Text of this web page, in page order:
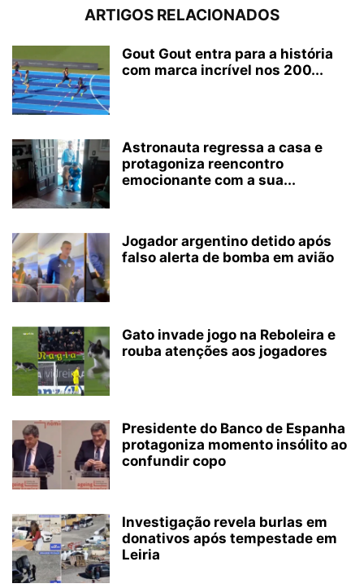
ARTIGOS RELACIONADOS
Gout Gout entra para a história
com marca incrível nos 200...
Astronauta regressa a casa e
protagoniza reencontro
emocionante com a sua...
Jogador argentino detido após
falso alerta de bomba em avião
Gato invade jogo na Reboleira e
rouba atenções aos jogadores
Presidente do Banco de Espanha
protagoniza momento insólito ao
confundir copo
Investigação revela burlas em
donativos após tempestade em
Leiria